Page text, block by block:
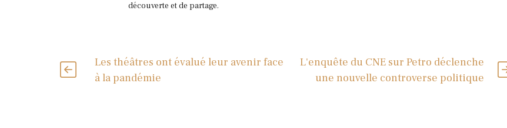
découverte et de partage.
Les théâtres ont évalué leur avenir face
à la pandémie
L'enquête du CNE sur Petro déclenche
une nouvelle controverse politique